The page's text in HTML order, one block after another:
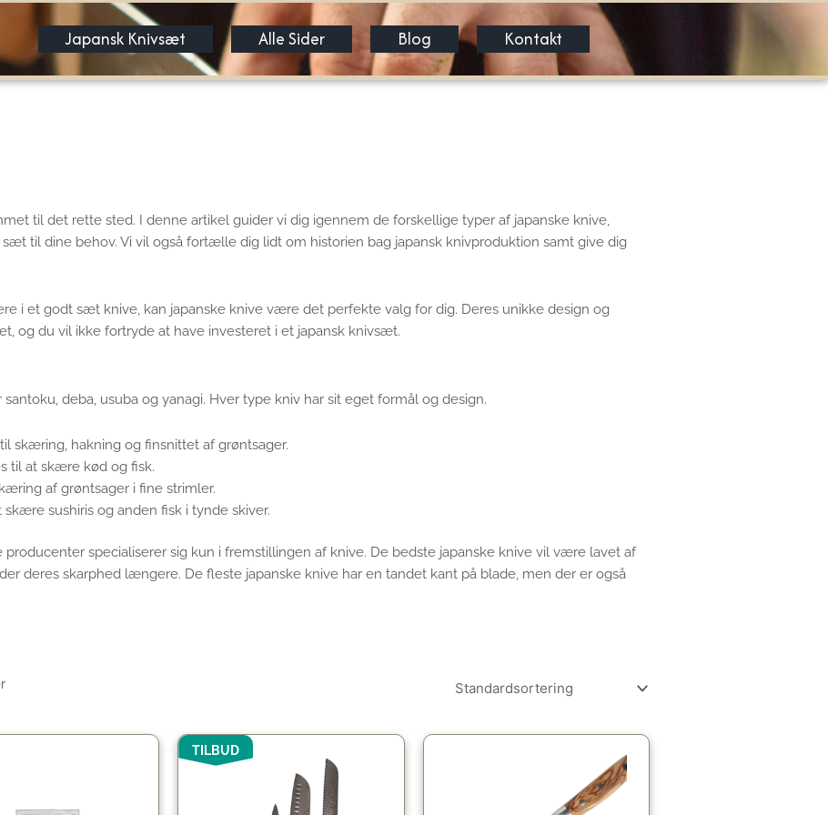
Japansk Knivsæt Alle Sider Blog Kontakt
til det rette sted. I denne artikel guider vi dig igennem de forskellige typer af japanske knive,
til dine behov. Vi vil også fortælle dig lidt om historien bag japansk knivproduktion samt give dig
i et godt sæt knive, kan japanske knive være det perfekte valg for dig. Deres unikke design og
og du vil ikke fortryde at have investeret i et japansk knivsæt.
deba, usuba og yanagi. Hver type kniv har sit eget formål og design.
skæring, hakning og finsnittet af grøntsager.
til at skære kød og fisk.
af grøntsager i fine strimler.
sushiris og anden fisk i tynde skiver.
specialiserer sig kun i fremstillingen af ​​knive. De bedste japanske knive vil være lavet af
deres skarphed længere. De fleste japanske knive har en tandet kant på blade, men der er også
TILBUD
oprindelige
pris
er: